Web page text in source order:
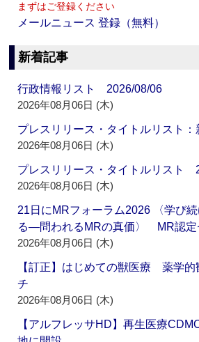
まずはご登録ください
メールニュース 登録（無料）
新着記事
行政情報リスト 2026/08/06
2026年08月06日 (木)
プレスリリース・タイトルリスト
2026年08月06日 (木)
プレスリリース・タイトルリスト
2026年08月06日 (木)
21日にMRフォーラム2026 〈学び
る―問われるMRの真価〉 MR認定
2026年08月06日 (木)
【訂正】はじめての獣医療 薬学的
チ
2026年08月06日 (木)
【アルフレッサHD】再生医療